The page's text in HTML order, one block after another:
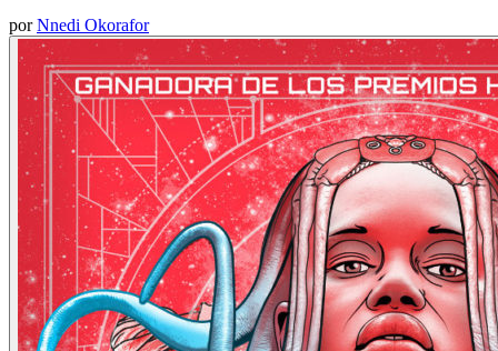
porNnedi Okorafor